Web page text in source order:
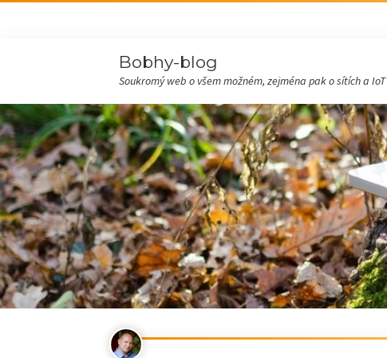
Bobhy-blog
Soukromý web o všem možném, zejména pak o sítích a IoT